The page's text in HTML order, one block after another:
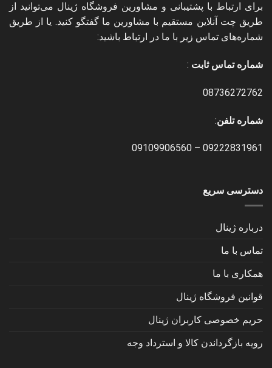
برای ارتباط با پشتیبانی و مشاورین فروشگاه ژینال می‌توانید از
طریق چت آنلاین مستقیم با مشاورین ما گفتگو کنید. یا از طریق
شماره‌های تماس زیر با ما در ارتباط باشید:
شماره تماس ثابت :
08736272762
شماره تلفن:
09222831961
–
09109906560
دسترسی سریع
درباره ژینال
تماس با ما
همکاری با ما
قوانین فروشگاه ژینال
حریم خصوصی کاربران ژینال
رویه بازگرداندن کالا و استرداد وجه